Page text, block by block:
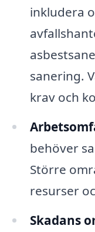
inkludera
sanering.
krav och
behöver
Större
resurser
Skadans